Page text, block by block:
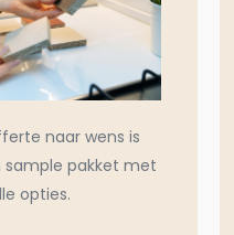
naar wens is
pakket met
opties.